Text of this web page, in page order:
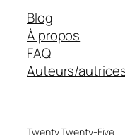
Blog
À propos
FAQ
Auteurs/
Twenty Twenty-Five